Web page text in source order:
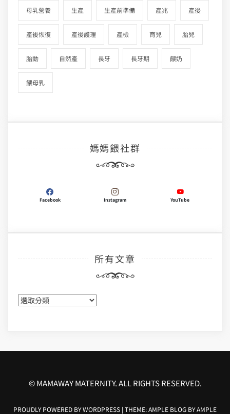
母乳營養 生產 生產前準備 產兆 產後
產後恢復 產後護理 產檢 育兒 胎兒
胎動 自然產 長牙 長牙期 餵奶
餵母乳
媽媽餵社群
Facebook Instagram YouTube
所有文章
所
有
章
© MAMAWAY MATERNITY. ALL RIGHTS RESERVED.
PROUDLY POWERED BY WORDPRESS | THEME: AMPLE BLOG BYAMPLE